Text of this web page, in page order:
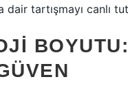
tartışmayı canlı